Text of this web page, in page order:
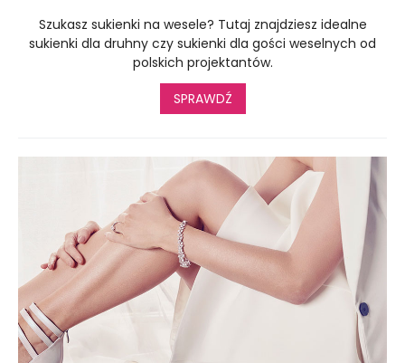
Szukasz sukienki na wesele? Tutaj znajdziesz idealne
sukienki dla druhny czy sukienki dla gości weselnych od
polskich projektantów.
SPRAWDŹ